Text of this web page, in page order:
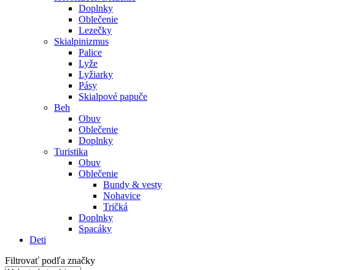
Doplnky
Oblečenie
Lezečky
Skialpinizmus
Palice
Lyže
Lyžiarky
Pásy
Skialpové papuče
Beh
Obuv
Oblečenie
Doplnky
Turistika
Obuv
Oblečenie
Bundy & vesty
Nohavice
Tričká
Doplnky
Spacáky
Deti
Filtrovať podľa značky